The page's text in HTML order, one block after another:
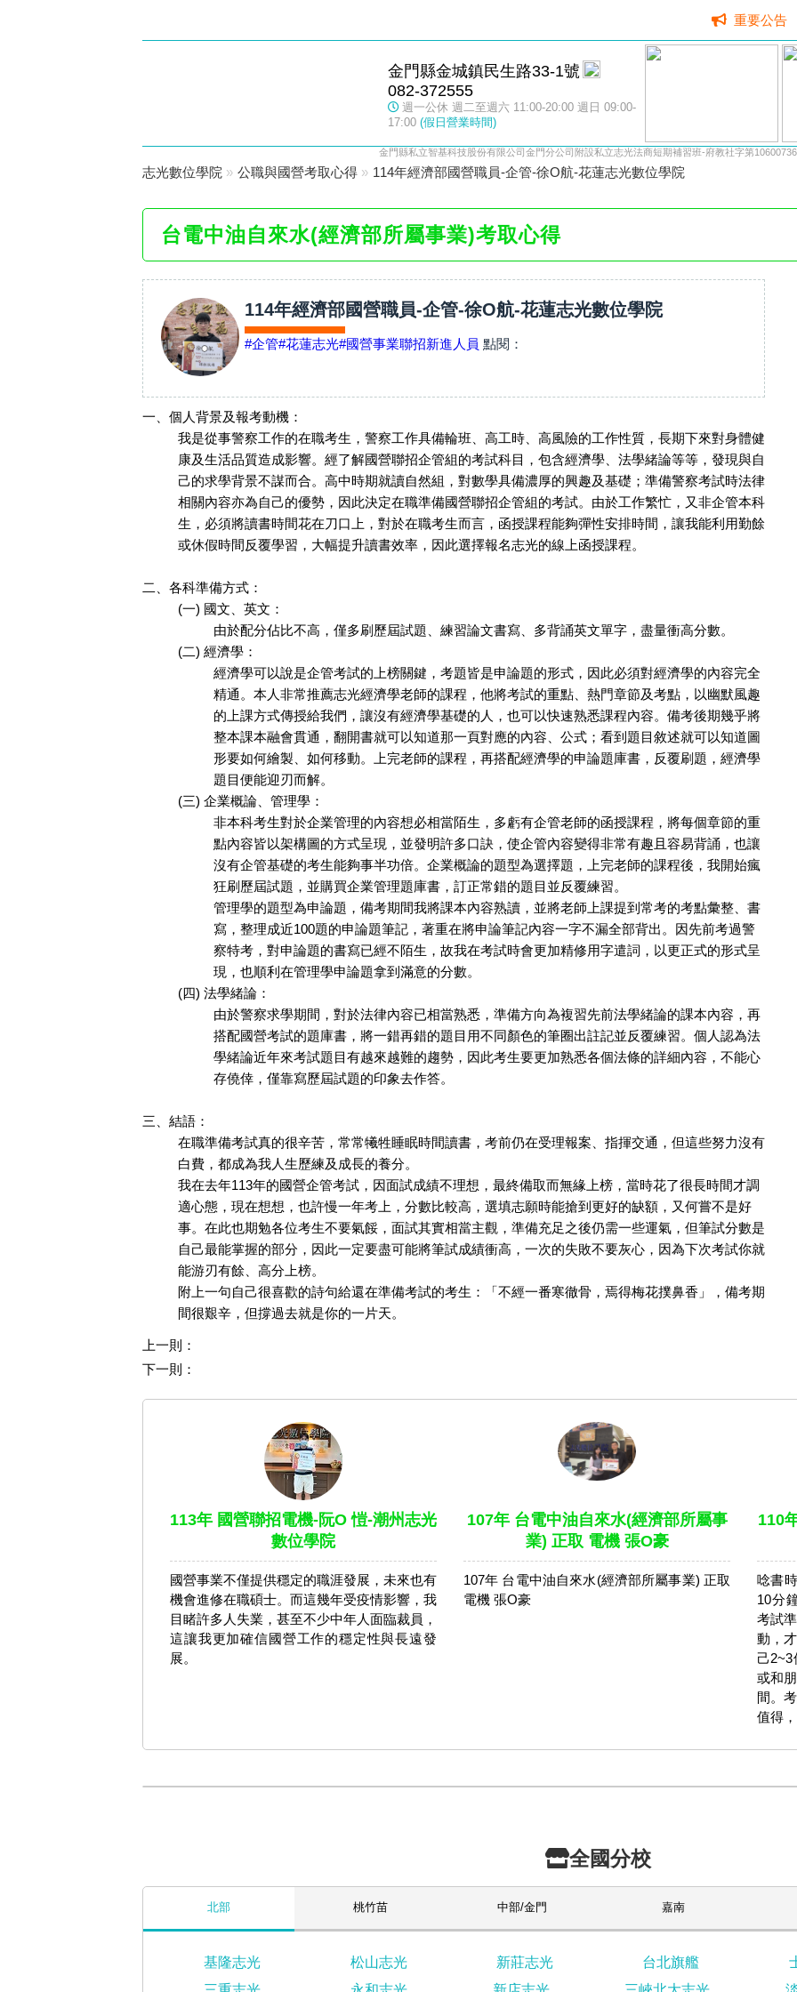
重要公告
金門縣金城鎮民生路33-1號
082-372555
週一公休 週二至週六 11:00-20:00 週日 09:00-
17:00 (假日營業時間)
金門縣私立智基科技股份有限公司金門分公司附設私立志光法商短期補習班-府教社字第
志光數位學院 » 公職與國營考取心得 » 114年經濟部國營職員-企管-徐O航-花蓮志光數位學院
台電中油自來水(經濟部所屬事業)考取心得
114年經濟部國營職員-企管-徐O航-花蓮志光數位學院
#企管#花蓮志光#國營事業聯招新進人員 點閱：
一、個人背景及報考動機：
我是從事警察工作的在職考生，警察工作具備輪班、高工時、高風險的工作性質，長期下來對身體健
康及生活品質造成影響。經了解國營聯招企管組的考試科目，包含經濟學、法學緒論等等，發現與自
己的求學背景不謀而合。高中時期就讀自然組，對數學具備濃厚的興趣及基礎；準備警察考試時法律
相關內容亦為自己的優勢，因此決定在職準備國營聯招企管組的考試。由於工作繁忙，又非企管本科
生，必須將讀書時間花在刀口上，對於在職考生而言，函授課程能夠彈性安排時間，讓我能利用勤餘
或休假時間反覆學習，大幅提升讀書效率，因此選擇報名志光的線上函授課程。
二、各科準備方式：
(一) 國文、英文：
由於配分佔比不高，僅多刷歷屆試題、練習論文書寫、多背誦英文單字，盡量衝高分數。
(二) 經濟學：
經濟學可以說是企管考試的上榜關鍵，考題皆是申論題的形式，因此必須對經濟學的內容完全
精通。本人非常推薦志光經濟學老師的課程，他將考試的重點、熱門章節及考點，以幽默風趣
的上課方式傳授給我們，讓沒有經濟學基礎的人，也可以快速熟悉課程內容。備考後期幾乎將
整本課本融會貫通，翻開書就可以知道那一頁對應的內容、公式；看到題目敘述就可以知道圖
形要如何繪製、如何移動。上完老師的課程，再搭配經濟學的申論題庫書，反覆刷題，經濟學
題目便能迎刃而解。
(三) 企業概論、管理學：
非本科考生對於企業管理的內容想必相當陌生，多虧有企管老師的函授課程，將每個章節的重
點內容皆以架構圖的方式呈現，並發明許多口訣，使企管內容變得非常有趣且容易背誦，也讓
沒有企管基礎的考生能夠事半功倍。企業概論的題型為選擇題，上完老師的課程後，我開始瘋
狂刷歷屆試題，並購買企業管理題庫書，訂正常錯的題目並反覆練習。
管理學的題型為申論題，備考期間我將課本內容熟讀，並將老師上課提到常考的考點彙整、書
寫，整理成近100題的申論題筆記，著重在將申論筆記內容一字不漏全部背出。因先前考過警
察特考，對申論題的書寫已經不陌生，故我在考試時會更加精修用字遣詞，以更正式的形式呈
現，也順利在管理學申論題拿到滿意的分數。
(四) 法學緒論：
由於警察求學期間，對於法律內容已相當熟悉，準備方向為複習先前法學緒論的課本內容，再
搭配國營考試的題庫書，將一錯再錯的題目用不同顏色的筆圈出註記並反覆練習。個人認為法
學緒論近年來考試題目有越來越難的趨勢，因此考生要更加熟悉各個法條的詳細內容，不能心
存僥倖，僅靠寫歷屆試題的印象去作答。
三、結語：
在職準備考試真的很辛苦，常常犧牲睡眠時間讀書，考前仍在受理報案、指揮交通，但這些努力沒有
白費，都成為我人生歷練及成長的養分。
我在去年113年的國營企管考試，因面試成績不理想，最終備取而無緣上榜，當時花了很長時間才調
適心態，現在想想，也許慢一年考上，分數比較高，選填志願時能搶到更好的缺額，又何嘗不是好
事。在此也期勉各位考生不要氣餒，面試其實相當主觀，準備充足之後仍需一些運氣，但筆試分數是
自己最能掌握的部分，因此一定要盡可能將筆試成績衝高，一次的失敗不要灰心，因為下次考試你就
能游刃有餘、高分上榜。
附上一句自己很喜歡的詩句給還在準備考試的考生：「不經一番寒徹骨，焉得梅花撲鼻香」，備考期
間很艱辛，但撐過去就是你的一片天。
上一則：
下一則：
113年 國營聯招電機-阮O 愷-潮州志光
數位學院
國營事業不僅提供穩定的職涯發展，未來也有
機會進修在職碩士。而這幾年受疫情影響，我
目睹許多人失業，甚至不少中年人面臨裁員，
這讓我更加確信國營工作的穩定性與長遠發
展。
107年 台電中油自來水(經濟部所屬事
業) 正取 電機 張O豪
107年 台電中油自來水(經濟部所屬事業) 正取
電機 張O豪
110
唸書
10分
考試
動，
己2~3
或和
間。
值得
全國分校
北部 桃竹苗 中部/金門 嘉南
基隆志光 松山志光 新莊志光 台北旗艦